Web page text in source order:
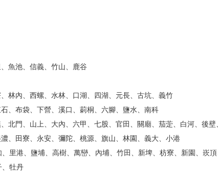
魚池、信義、竹山、鹿谷
林內、西螺、水林、口湖、四湖、元長、古坑、義竹
、布袋、下營、溪口、莿桐、六腳、鹽水、南科
北門、山上、大內、六甲、七股、官田、關廟、茄萣、白河、後
、田寮、永安、彌陀、桃源、旗山、林園、義大、小港
里港、鹽埔、高樹、萬巒、內埔、竹田、新埤、枋寮、新園、崁
、牡丹